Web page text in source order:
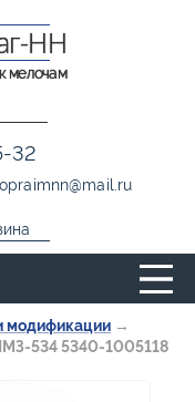
модификации →
534 5340-1005118
НН
мелочам
32
@mail.ru